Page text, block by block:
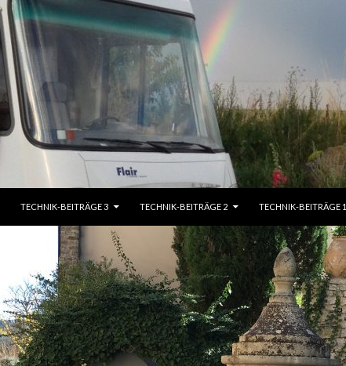
TECHNIK-BEITRÄGE 3 TECHNIK-BEITRÄGE 2 TECHNIK-BEITRÄGE 1